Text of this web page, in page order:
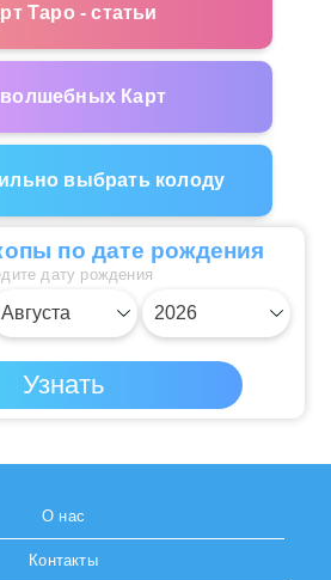
Таро - статьи
волшебных Карт
выбрать колоду
по дате рождения
дату рождения
О нас
Контакты